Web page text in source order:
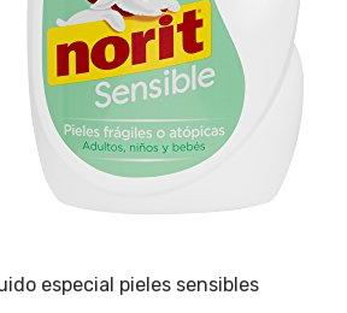
especial pieles sensibles